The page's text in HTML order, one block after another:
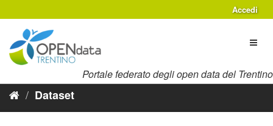
al
contenuto
Accedi
Portale federato degli open data del Trentino
Dataset